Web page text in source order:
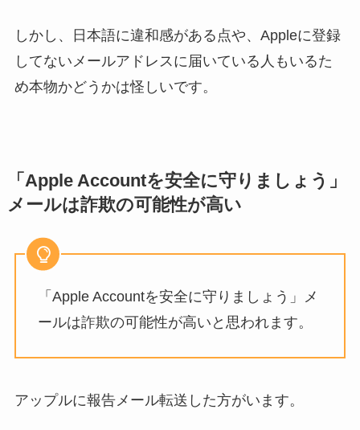
しかし、日本語に違和感がある点や、Appleに登録
してないメールアドレスに届いている人もいるた
め本物かどうかは怪しいです。
「Apple Accountを安全に守りましょう」
メールは詐欺の可能性が高い
「Apple Accountを安全に守りましょう」メ
ールは詐欺の可能性が高いと思われます。
アップルに報告メール転送した方がいます。